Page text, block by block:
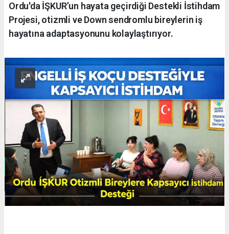
Ordu'da İŞKUR’un hayata geçirdiği Destekli İstihdam
Projesi, otizmli ve Down sendromlu bireylerin iş
hayatına adaptasyonunu kolaylaştırıyor.